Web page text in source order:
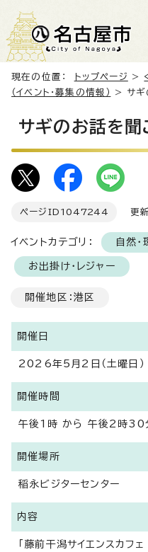
現在の位置： トップページ >
（イベント・募集の情報）
> サギ
サギのお話を聞
ページID 1047244 更新
イベントカテゴリ： 自然・
お出掛け・レジャー
開催地区：港区
開催日
2026年5月2日（土曜日）
開催時間
午後1時 から 午後2時30
開催場所
稲永ビジターセンター
内容
「藤前干潟サイエンスカフェ